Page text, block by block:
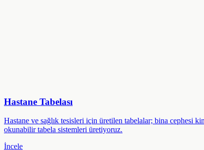
Hastane Tabelası
Hastane ve sağlık tesisleri için üretilen tabelalar; bina cephesi
okunabilir tabela sistemleri üretiyoruz.
İncele